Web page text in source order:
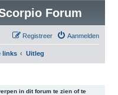
Forum
Aanmelden
Registreer
links Uitleg
in dit forum te zien of te